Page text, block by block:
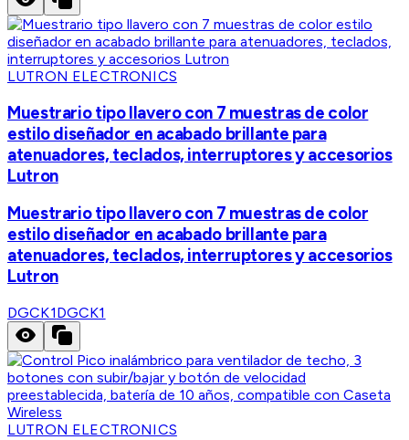
LUTRON ELECTRONICS
Muestrario tipo llavero con 7 muestras de color
estilo diseñador en acabado brillante para
atenuadores, teclados, interruptores y accesorios
Lutron
Muestrario tipo llavero con 7 muestras de color
estilo diseñador en acabado brillante para
atenuadores, teclados, interruptores y accesorios
Lutron
DGCK1DGCK1
LUTRON ELECTRONICS